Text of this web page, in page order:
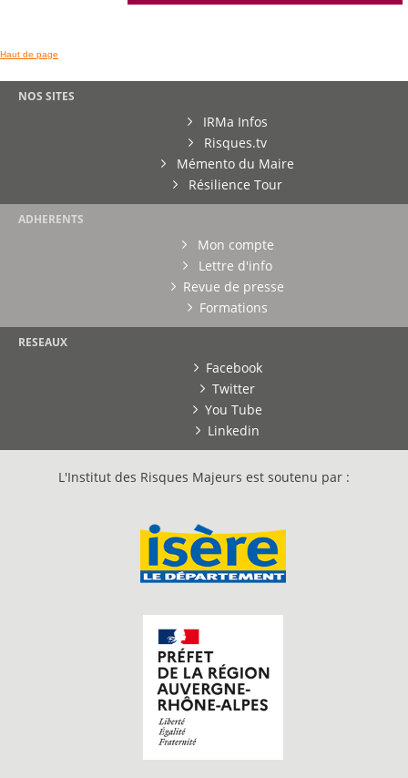
Haut de page
NOS SITES
IRMa Infos
Risques.tv
Mémento du Maire
Résilience Tour
ADHERENTS
Mon compte
Lettre d'info
Revue de presse
Formations
RESEAUX
Facebook
Twitter
You Tube
Linkedin
L'Institut des Risques Majeurs est soutenu par :